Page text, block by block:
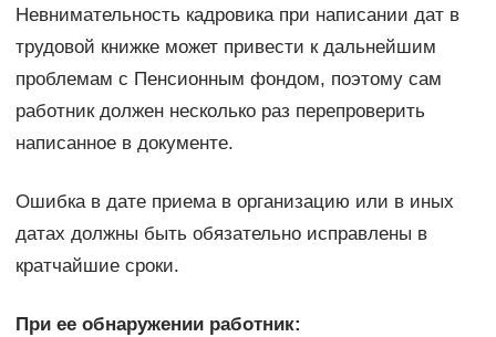
Невнимательность кадровика при написании дат в
трудовой книжке может привести к дальнейшим
проблемам с Пенсионным фондом, поэтому сам
работник должен несколько раз перепроверить
написанное в документе.
Ошибка в дате приема в организацию или в иных
датах должны быть обязательно исправлены в
кратчайшие сроки.
При ее обнаружении работник: